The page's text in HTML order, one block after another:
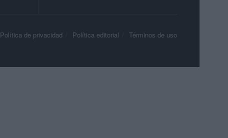
Política de privacidad Política editorial Términos de uso